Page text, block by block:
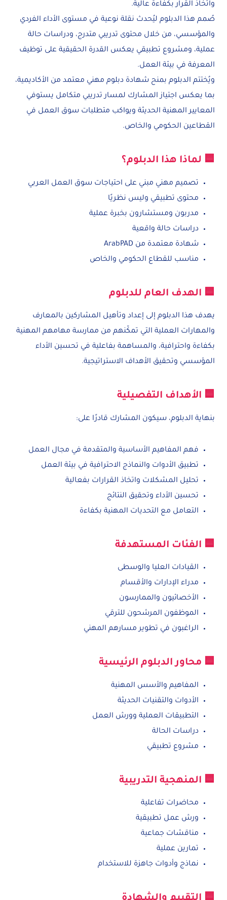
واتخاذ القرار بكفاءة عالية.
صُمم هذا الدبلوم ليُحدث نقلة نوعية في مستوى الأداء الفردي
والمؤسسي، من خلال محتوى تدريبي متدرج، ودراسات حالة
عملية، ومشروع تطبيقي يعكس القدرة الحقيقية على توظيف
المعرفة في بيئة العمل.
ويُختتم الدبلوم بمنح شهادة دبلوم مهني معتمد من الأكاديمية،
بما يعكس اجتياز المشارك لمسار تدريبي متكامل يستوفي
المعايير المهنية الحديثة ويواكب متطلبات سوق العمل في
القطاعين الحكومي والخاص.
🟦 لماذا هذا الدبلوم؟
تصميم مهني مبني على احتياجات سوق العمل العربي
محتوى تطبيقي وليس نظريًا
مدربون ومستشارون بخبرة عملية
دراسات حالة واقعية
شهادة معتمدة من ArabPAD
مناسب للقطاع الحكومي والخاص
🟦 الهدف العام للدبلوم
يهدف هذا الدبلوم إلى إعداد وتأهيل المشاركين بالمعارف
والمهارات العملية التي تمكّنهم من ممارسة مهامهم المهنية
بكفاءة واحترافية، والمساهمة بفاعلية في تحسين الأداء
المؤسسي وتحقيق الأهداف الاستراتيجية.
🟦 الأهداف التفصيلية
بنهاية الدبلوم، سيكون المشارك قادرًا على:
فهم المفاهيم الأساسية والمتقدمة في مجال العمل
تطبيق الأدوات والنماذج الاحترافية في بيئة العمل
تحليل المشكلات واتخاذ القرارات بفعالية
تحسين الأداء وتحقيق النتائج
التعامل مع التحديات المهنية بكفاءة
🟦 الفئات المستهدفة
القيادات العليا والوسطى
مدراء الإدارات والأقسام
الأخصائيون والممارسون
الموظفون المرشحون للترقي
الراغبون في تطوير مسارهم المهني
🟦 محاور الدبلوم الرئيسية
المفاهيم والأسس المهنية
الأدوات والتقنيات الحديثة
التطبيقات العملية وورش العمل
دراسات الحالة
مشروع تطبيقي
🟦 المنهجية التدريبية
محاضرات تفاعلية
ورش عمل تطبيقية
مناقشات جماعية
تمارين عملية
نماذج وأدوات جاهزة للاستخدام